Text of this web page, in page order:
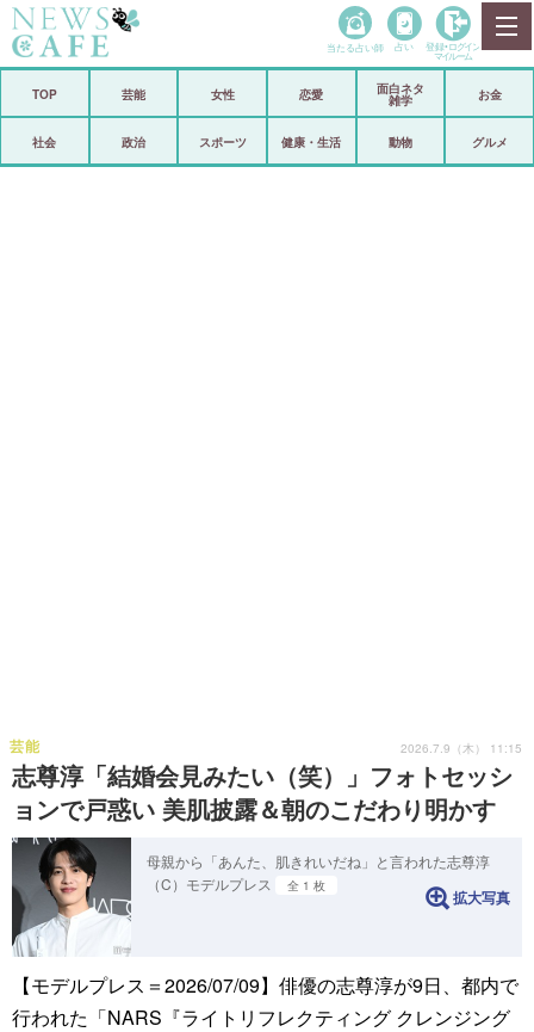
政治
当たる占い師 占い 登録• ログイン
マイルーム
TOP 芸能 女性 恋愛
面白ネタ
雑学
お金
社会 政治 スポーツ 健康・生活 動物 グルメ
志尊淳「結婚会見みたい（笑）」フォトセッシ
ョンで戸惑い 美肌披露＆朝のこだわり明かす
芸能 2026.7.9（木） 11:15
母親から「あんた、肌きれいだね」と言われた志尊淳
（C）モデルプレス
全 1 枚
拡大写真
【モデルプレス＝2026/07/09】俳優の志尊淳が9日、都内で
行われた「NARS『ライトリフレクティング クレンジング